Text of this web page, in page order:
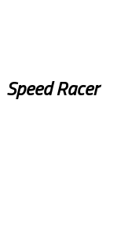
Speed Racer